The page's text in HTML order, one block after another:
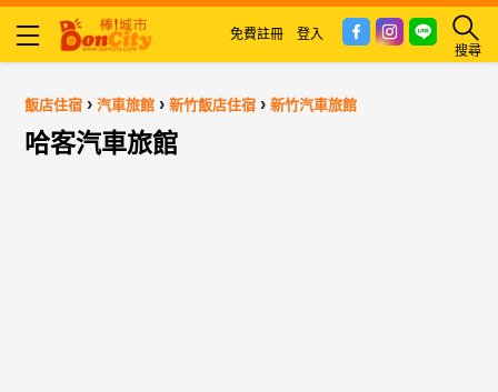
搜尋
免費註冊 登入
飯店住宿 ›汽車旅館 ›新竹飯店住宿 ›新竹汽車旅館
哈客汽車旅館